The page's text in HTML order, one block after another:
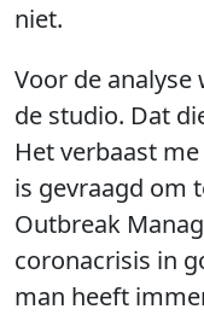
niet.
Voor de analyse
de studio. Dat
Het verbaast
is gevraagd om
Outbreak
coronacrisis in
man heeft